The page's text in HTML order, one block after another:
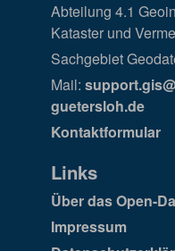
Abteilung 4.1
Kataster und
Sachgebiet
Mail:
guetersloh.de
Kontaktformular
Links
Über das Open-
Impressum